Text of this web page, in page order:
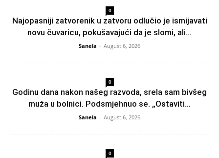
0
Najopasniji zatvorenik u zatvoru odlučio je ismijavati
novu čuvaricu, pokušavajući da je slomi, ali...
Sanela - August 6, 2026
0
Godinu dana nakon našeg razvoda, srela sam bivšeg
muža u bolnici. Podsmjehnuo se. „Ostaviti...
Sanela - August 6, 2026
0